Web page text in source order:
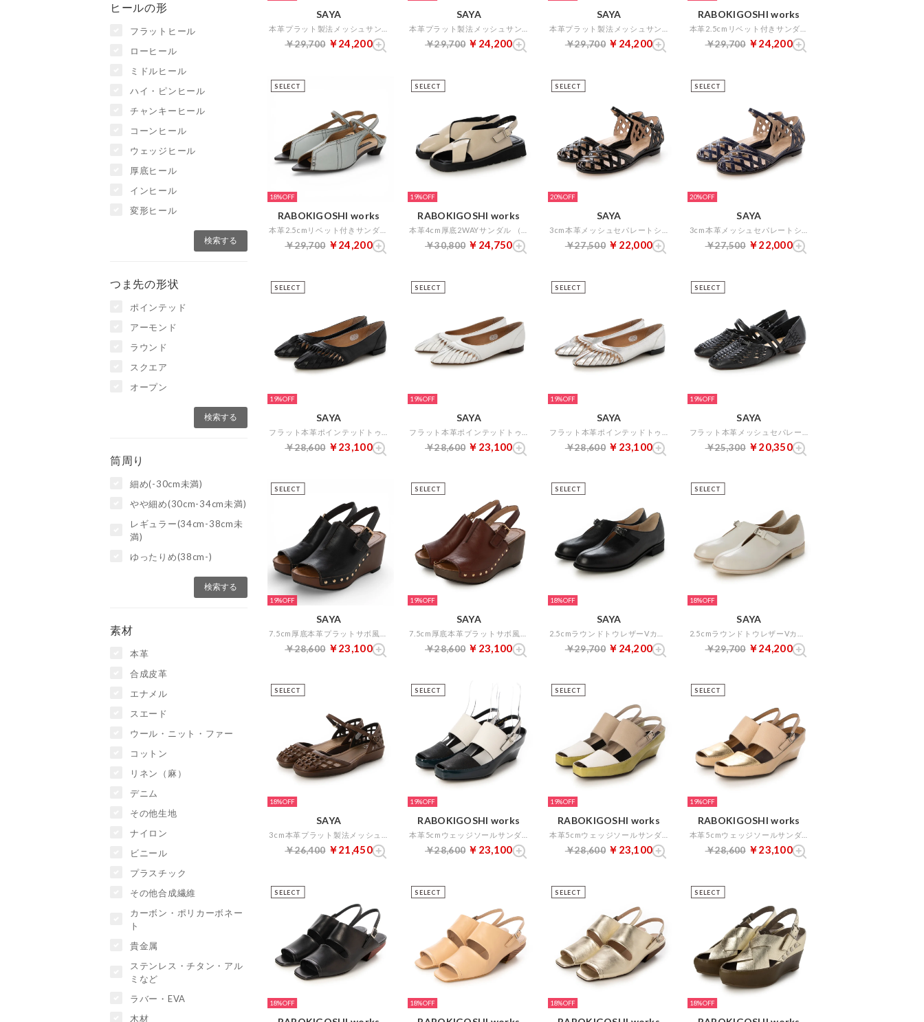
ヒールの形
フラットヒール
ローヒール
ミドルヒール
ハイ・ピンヒール
チャンキーヒール
コーンヒール
ウェッジヒール
厚底ヒール
インヒール
変形ヒール
つま先の形状
ポインテッド
アーモンド
ラウンド
スクエア
オープン
筒周り
細め(-30cm未満)
やや細め(30cm-34cm未満)
レギュラー(34cm-38cm未
満)
ゆったりめ(38cm-)
素材
本革
合成皮革
エナメル
スエード
ウール・ニット・ファー
コットン
リネン（麻）
デニム
その他生地
ナイロン
ビニール
プラスチック
その他合成繊維
カーボン・ポリカーボネー
ト
貴金属
ステンレス・チタン・アル
ミなど
ラバー・EVA
木材
SAYA
￥29,700 ￥24,200
SAYA
￥29,700 ￥24,200
SAYA
￥29,700 ￥24,200
RABOKIGOSHI works
￥29,700 ￥24,200
SELECT
18%
RABOKIGOSHI works
￥29,700 ￥24,200
SELECT
19%
RABOKIGOSHI works
￥30,800 ￥24,750
SELECT
20%
SAYA
￥27,500 ￥22,000
SELECT
20%
SAYA
￥27,500 ￥22,000
SELECT
19%
SAYA
￥28,600 ￥23,100
SELECT
19%
SAYA
￥28,600 ￥23,100
SELECT
19%
SAYA
￥28,600 ￥23,100
SELECT
19%
SAYA
￥25,300 ￥20,350
SELECT
19%
SAYA
￥28,600 ￥23,100
SELECT
19%
SAYA
￥28,600 ￥23,100
SELECT
18%
SAYA
￥29,700 ￥24,200
SELECT
18%
SAYA
￥29,700 ￥24,200
SELECT
18%
SAYA
￥26,400 ￥21,450
SELECT
19%
RABOKIGOSHI works
￥28,600 ￥23,100
SELECT
19%
RABOKIGOSHI works
￥28,600 ￥23,100
SELECT
19%
RABOKIGOSHI works
￥28,600 ￥23,100
SELECT
18%
SELECT
18%
SELECT
18%
SELECT
18%